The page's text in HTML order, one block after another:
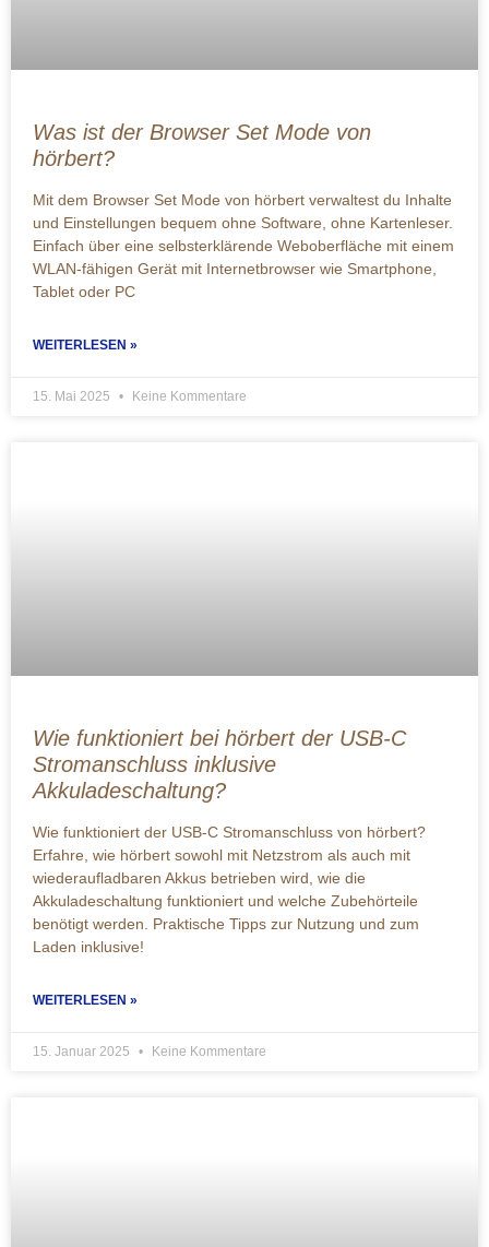
Was ist der Browser Set Mode von
hörbert?
Mit dem Browser Set Mode von hörbert verwaltest du Inhalte
und Einstellungen bequem ohne Software, ohne Kartenleser.
Einfach über eine selbsterklärende Weboberfläche mit einem
WLAN-fähigen Gerät mit Internetbrowser wie Smartphone,
Tablet oder PC
WEITERLESEN »
15. Mai 2025 Keine Kommentare
Wie funktioniert bei hörbert der USB-C
Stromanschluss inklusive
Akkuladeschaltung?
Wie funktioniert der USB-C Stromanschluss von hörbert?
Erfahre, wie hörbert sowohl mit Netzstrom als auch mit
wiederaufladbaren Akkus betrieben wird, wie die
Akkuladeschaltung funktioniert und welche Zubehörteile
benötigt werden. Praktische Tipps zur Nutzung und zum
Laden inklusive!
WEITERLESEN »
15. Januar 2025 Keine Kommentare